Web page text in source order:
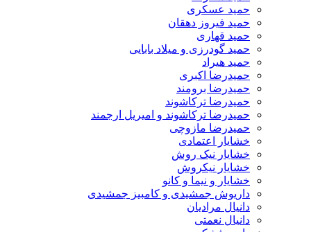
حمید عسکری
حمید فیروز دهقان
حمید قهاری
حمید گودرزی و میلاد بابایی
حمید هیراد
حمیدرضا اکبری
حمیدرضا برومند
حمیدرضا ترکاشوند
حمیدرضا ترکاشوند و امیریل ارجمند
حمیدرضا مازوچی
خشایار اعتمادی
خشایار نیک روش
خشایار نیکروش
خشایار و نیما و کانو
داریوش جمشیدی و کامبیز جمشیدی
دانیال مرادیان
دانیال نعمتی